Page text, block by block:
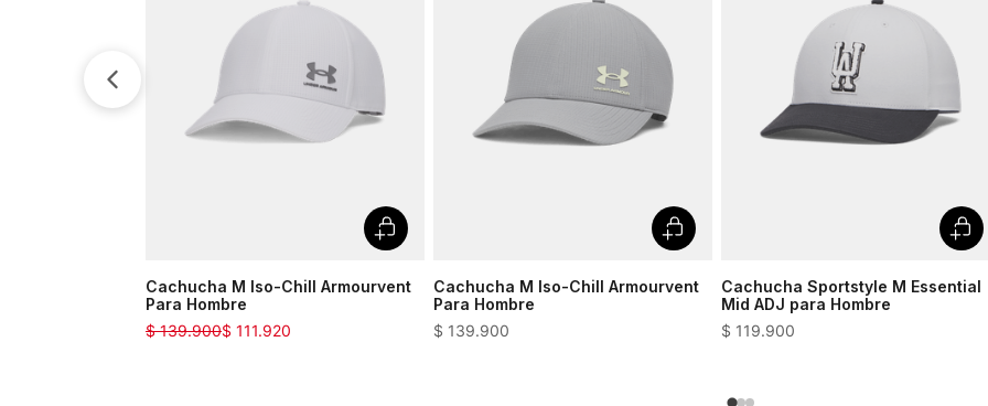
Cachucha M Iso-Chill Armourvent
Para Hombre
$ 111.920
$ 139.900
Cachucha M Iso-Chill Armourvent
Para Hombre
$ 139.900
Cachucha Sportstyle M Essential
Mid ADJ para Hombre
$ 119.900